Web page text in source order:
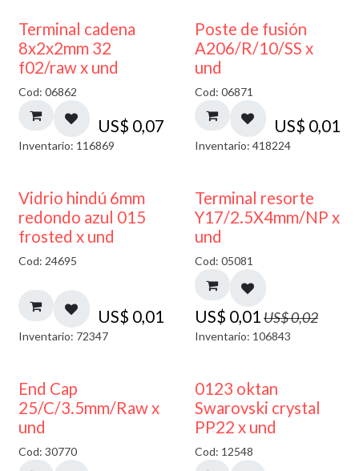
Terminal cadena
8x2x2mm 32
f02/raw x und
Cod: 06862
US$ 0,07
Inventario: 116869
Poste de fusión
A206/R/10/SS x
und
Cod: 06871
US$ 0,01
Inventario: 418224
40% DESCUENTO
Vidrio hindú 6mm
redondo azul 015
frosted x und
Cod: 24695
US$ 0,01
Inventario: 72347
50% DESCUENTO
Terminal resorte
Y17/2.5X4mm/NP x
und
Cod: 05081
US$ 0,01 US$0,02
Inventario: 106843
End Cap
25/C/3.5mm/Raw x
und
Cod: 30770
0123 oktan
Swarovski crystal
PP22 x und
Cod: 12548